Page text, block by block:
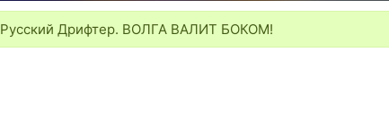
Русский Дрифтер. ВОЛГА ВАЛИТ БОКОМ!